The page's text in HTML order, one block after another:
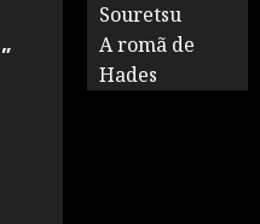
Souretsu
A romã de
Hades